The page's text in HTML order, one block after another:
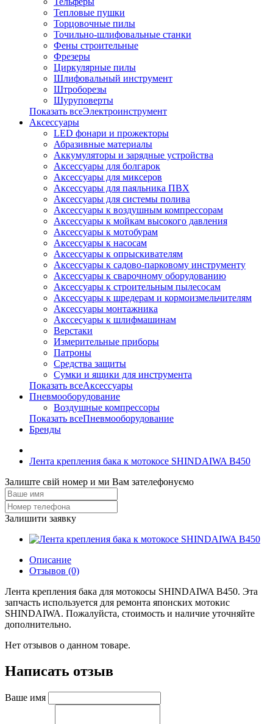
Тепловые пушки
Торцовочные пилы
Точильно-шлифовальные станки
Фены строительные
Фрезеры
Циркулярные пилы
Шлифовальный инструмент
Штроборезы
Шуруповерты
Показать всеЭлектроинструмент
Аксессуары
LED фонари и прожекторы
Абразивные материалы
Аккумуляторы и зарядные устройства
Аксессуары для болгарок
Аксессуары для миксеров
Аксессуары для паяльника ПВХ
Аксессуары для системы полива
Аксессуары к воздушным компрессорам
Аксессуары к мойкам высокого давления
Аксессуары к мотобурам
Аксессуары к насосам
Аксессуары к опрыскивателям
Аксессуары к садово-парковому инструменту
Аксессуары к сварочному оборудованию
Аксессуары к строительным пылесосам
Аксессуары к шредерам и кормоизмельчителям
Аксессуары монтажника
Акссесуары к шлифмашинам
Верстаки
Измерительные приборы
Патроны
Средства защиты
Сумки и ящики для инструмента
Показать всеАксессуары
Пневмооборудование
Воздушные компрессоры
Показать всеПневмооборудование
Бренды
Лента крепления бака к мотокосе SHINDAIWA В450
Залиште свій номер и ми Вам зателефонуємо
Залишити заявку
Описание
Отзывов (0)
Лента крепления бака для мотокосы SHINDAIWA В450. Эта
запчасть используется для ремонта японских мотокис
SHINDAIWA. Пожалуйста, стоимость и наличие уточняйте
дополнительно.
Нет отзывов о данном товаре.
Написать отзыв
Ваше имя